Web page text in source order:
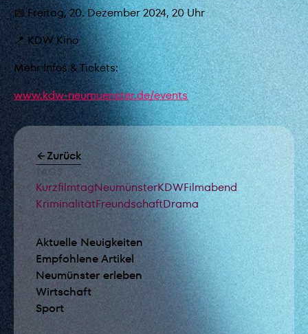
Zurück
TAGS
KurzfilmtagNeumünsterKDWFilmabend
KriminalitätFreundschaftDrama
Aktuelle Neuigkeiten
Empfohlene Artikel
Neumünster erleben
Wirtschaft
Sport
📅 Freitag, 20. Dezember 2024, 20 Uhr
📍 KDW Kino
Mehr Infos & Tickets:
www.kdw-neumuenster.de/events